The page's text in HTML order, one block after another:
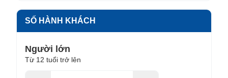
SỐ HÀNH KHÁCH
Người lớn
Từ 12 tuổi trở lên